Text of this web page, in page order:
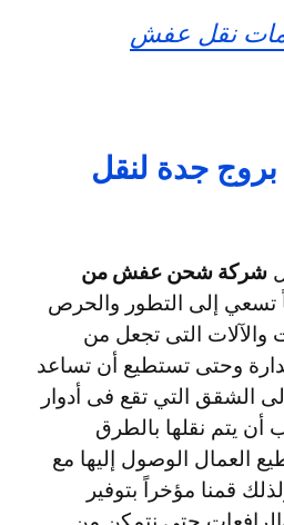
نقل عفش
جدة لنقل
شركة شحن عفش من
تسعي إلى التطور والحرص
والآلات التى تجعل من
وحتى تستطيع أن تساعد
الشقق التي تقع فى أدوار
أن يتم نقلها بالطرق
العمال الوصول إليها مع
قمنا مؤخراً بتوفير